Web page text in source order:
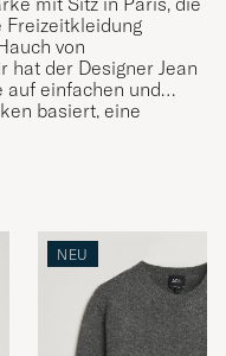
von
hat der Designer Jean
auf einfachen und
basiert, eine
- Kleidungsstücke,
NEU